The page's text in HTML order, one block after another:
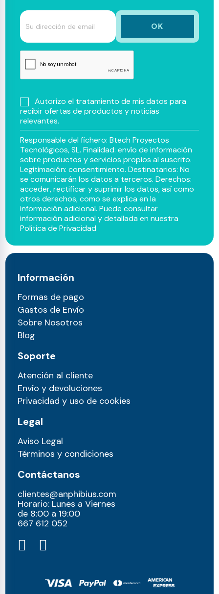
Autorizo el tratamiento de mis datos para
recibir ofertas de productos y noticias
relevantes.
Responsable del fichero: Btech Proyectos
Tecnológicos, SL. Finalidad: envío de información
sobre productos y servicios propios al suscrito.
Legitimación: consentimiento. Destinatarios: No
se comunicarán los datos a terceros. Derechos:
acceder, rectificar y suprimir los datos, así como
otros derechos, como se explica en la
información adicional. Puede consultar
información adicional y detallada en nuestra
Política de Privacidad
Información
Formas de pago
Gastos de Envío
Sobre Nosotros
Blog
Soporte
Atención al cliente
Envío y devoluciones
Privacidad y uso de cookies
Legal
Aviso Legal
Términos y condiciones
Contáctanos
clientes@anphibius.com
Horario: Lunes a Viernes
de 8:00 a 19:00
667 612 052​